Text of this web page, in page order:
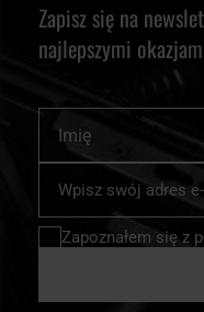
Zapisz się na
najlepszymi
nasz
newsletter:
Zapoznałem się z